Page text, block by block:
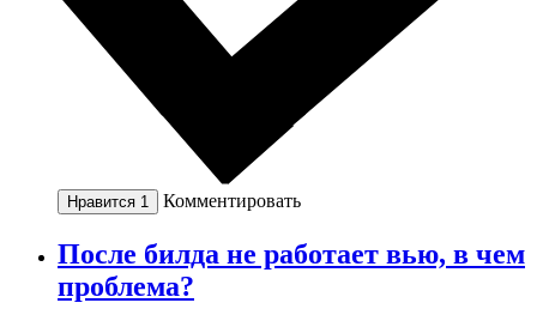
Нравится 1 Комментировать
После билда не работает вью, в чем
проблема?